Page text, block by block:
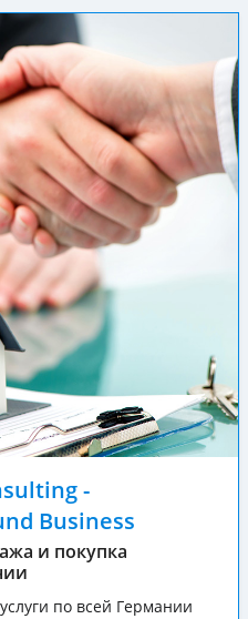
-
Business
и покупка
по всей Германии